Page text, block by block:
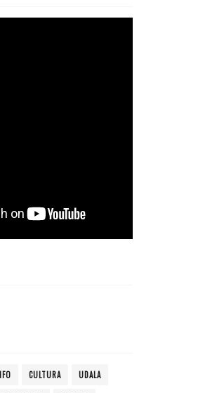
CULTURA UDALA